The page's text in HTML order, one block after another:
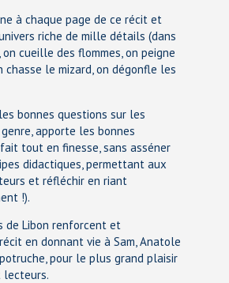
à chaque page de ce récit et
riche de mille détails (dans
cueille des flommes, on peigne
chasse le mizard, on dégonfle les
bonnes questions sur les
apporte les bonnes
tout en finesse, sans asséner
didactiques, permettant aux
et réfléchir en riant
!).
de Libon renforcent et
en donnant vie à Sam, Anatole
pour le plus grand plaisir
lecteurs.